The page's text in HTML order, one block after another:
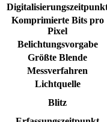
Komprimierte Bits pro
Pixel
Belichtungsvorgabe
Größte Blende
Messverfahren
Lichtquelle
Blitz